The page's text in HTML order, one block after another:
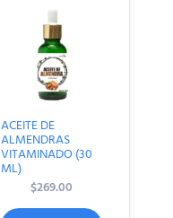
ACEITE DE
ALMENDRAS
VITAMINADO (30
ML)
$269.00